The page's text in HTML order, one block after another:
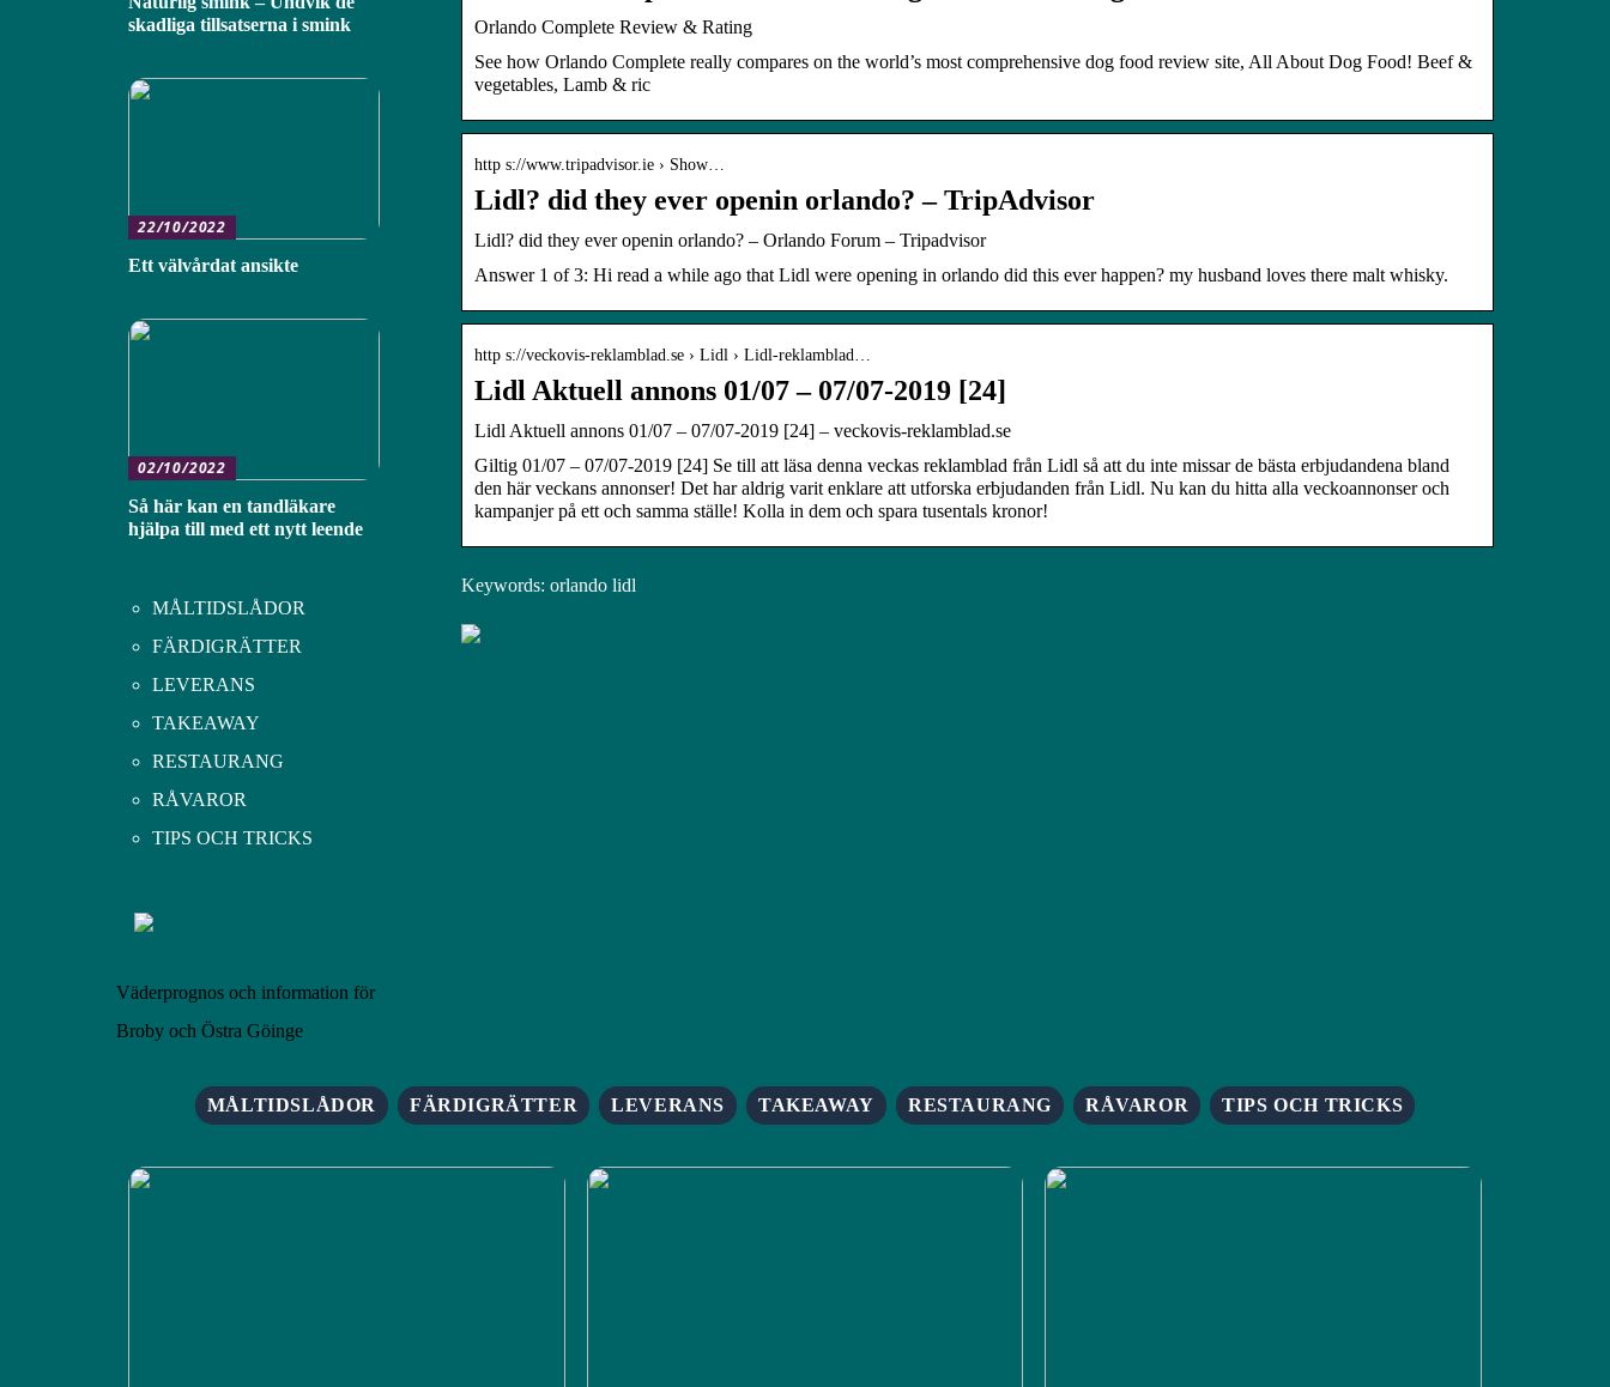
Orlando Complete Review & Rating
See how Orlando Complete really compares on the world’s most comprehensive dog food review site, All About Dog Food! Beef &
vegetables, Lamb & ric
http s://www.tripadvisor.ie › Show…
Lidl? did they ever openin orlando? – TripAdvisor
Lidl? did they ever openin orlando? – Orlando Forum – Tripadvisor
Answer 1 of 3: Hi read a while ago that Lidl were opening in orlando did this ever happen? my husband loves there malt whisky.
http s://veckovis-reklamblad.se › Lidl › Lidl-reklamblad…
Lidl Aktuell annons 01/07 – 07/07-2019 [24]
Lidl Aktuell annons 01/07 – 07/07-2019 [24] – veckovis-reklamblad.se
Giltig 01/07 – 07/07-2019 [24] Se till att läsa denna veckas reklamblad från Lidl så att du inte missar de bästa erbjudandena bland
den här veckans annonser! Det har aldrig varit enklare att utforska erbjudanden från Lidl. Nu kan du hitta alla veckoannonser och
kampanjer på ett och samma ställe! Kolla in dem och spara tusentals kronor!
Keywords: orlando lidl
skadliga tillsatserna i smink
22/10/2022
Ett välvårdat ansikte
02/10/2022
Så här kan en tandläkare
hjälpa till med ett nytt leende
MÅLTIDSLÅDOR
FÄRDIGRÄTTER
LEVERANS
TAKEAWAY
RESTAURANG
RÅVAROR
TIPS OCH TRICKS
Väderprognos och information för
Broby och Östra Göinge
MÅLTIDSLÅDOR FÄRDIGRÄTTER LEVERANS TAKEAWAY RESTAURANG RÅVAROR TIPS OCH TRICKS